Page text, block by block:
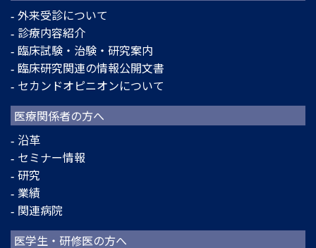
外来受診について
診療内容紹介
臨床試験・治験・研究案内
臨床研究関連の情報公開文書
セカンドオピニオンについて
医療関係者の方へ
沿革
セミナー情報
研究
業績
関連病院
医学生・研修医の方へ